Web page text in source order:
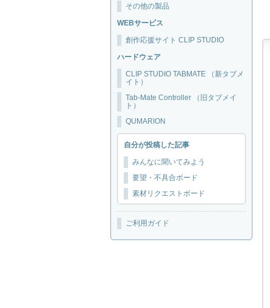
その他の製品
WEBサービス
創作応援サイト CLIP STUDIO
ハードウェア
CLIP STUDIO TABMATE （新タブメ
イト）
Tab-Mate Controller （旧タブメイ
ト）
QUMARION
自分が投稿した記事
みんなに聞いてみよう
要望・不具合ボード
素材リクエストボード
ご利用ガイド